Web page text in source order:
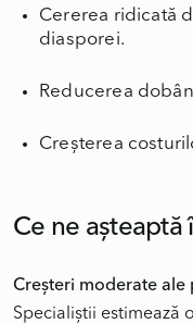
Cererea ridicată
diasporei.
Reducerea
Creșterea
Ce ne așteaptă
Creșteri moderate ale
Specialiștii estimează